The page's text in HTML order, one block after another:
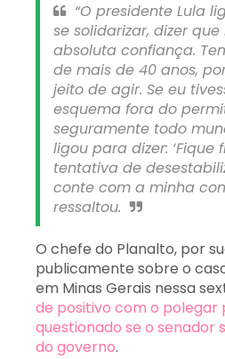
“O presidente Lula
se solidarizar, dizer
absoluta confiança.
de mais de 40 anos,
jeito de agir. Se eu
esquema fora do
seguramente todo
ligou para dizer: ‘Fique
tentativa de
conte com a minha
ressaltou.
O chefe do Planalto, por
publicamente sobre o
em Minas Gerais nessa
de positivo com o polegar
questionado se o senador
do governo.